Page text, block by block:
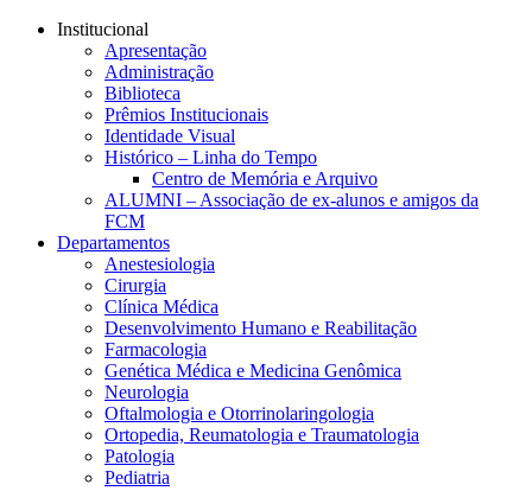
Conteúdo principal
Institucional
Apresentação
Administração
Biblioteca
Prêmios Institucionais
Identidade Visual
Histórico – Linha do Tempo
Centro de Memória e Arquivo
ALUMNI – Associação de ex-alunos e amigos da
FCM
Departamentos
Anestesiologia
Cirurgia
Clínica Médica
Desenvolvimento Humano e Reabilitação
Farmacologia
Genética Médica e Medicina Genômica
Neurologia
Oftalmologia e Otorrinolaringologia
Ortopedia, Reumatologia e Traumatologia
Patologia
Pediatria